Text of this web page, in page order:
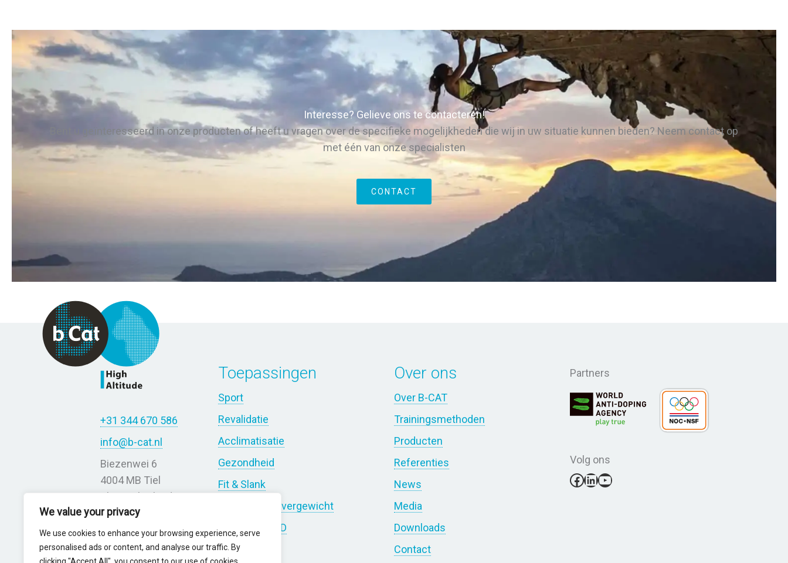
We value your privacy
We use cookies to enhance your browsing experience, serve
personalised ads or content, and analyse our traffic. By
Interesse? Gelieve ons te contacteren!
Bent u geïnteresseerd in onze producten of heeft u vragen over de specifieke mogelijkheden die wij in uw situatie kunnen bieden? Neem contact op
met één van onze specialisten
CONTACT
+31 344 670 586
info@b-cat.nl
Biezenwei 6
4004 MB Tiel
The Netherlands
Toepassingen
Sport
Revalidatie
Acclimatisatie
Gezondheid
Fit & Slank
Diabetes en overgewicht
Astma & COPD
Wetenschap
Over ons
Over B-CAT
Trainingsmethoden
Producten
Referenties
News
Media
Downloads
Contact
Partners
Volg ons
Facebook LinkedIn YouTube